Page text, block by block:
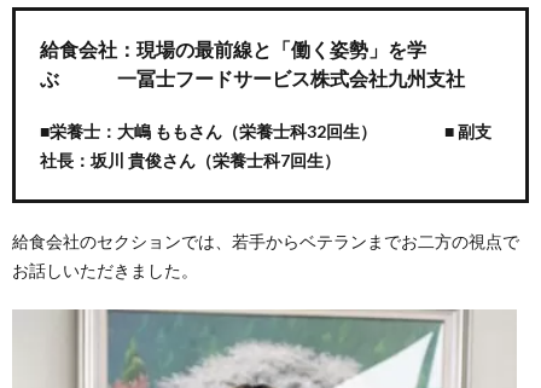
給食会社：現場の最前線と「働く姿勢」を学
ぶ 一冨士フードサービス株式会社九州支社
■栄養士：大嶋 ももさん（栄養士科32回生） ■ 副支
社長：坂川 貴俊さん（栄養士科7回生）
給食会社のセクションでは、若手からベテランまでお二方の視点で
お話しいただきました。